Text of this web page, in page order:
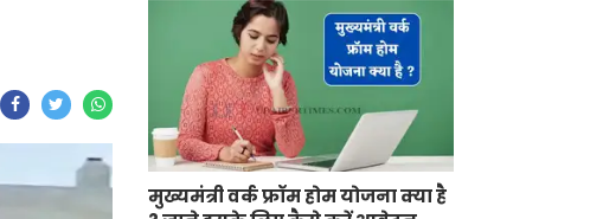
मुख्यमंत्री वर्क फ्रॉम होम योजना क्या है